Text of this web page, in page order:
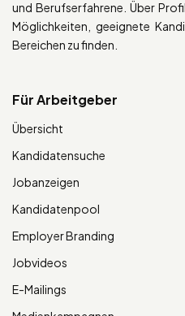
und Berufserfahrene. Über
Möglichkeiten, geeignete
Bereichen zu finden.
Für Arbeitgeber
Übersicht
Kandidatensuche
Jobanzeigen
Kandidatenpool
Employer Branding
Jobvideos
E-Mailings